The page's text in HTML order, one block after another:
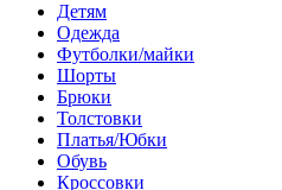
Детям
Одежда
Футболки/майки
Шорты
Брюки
Толстовки
Платья/Юбки
Обувь
Кроссовки